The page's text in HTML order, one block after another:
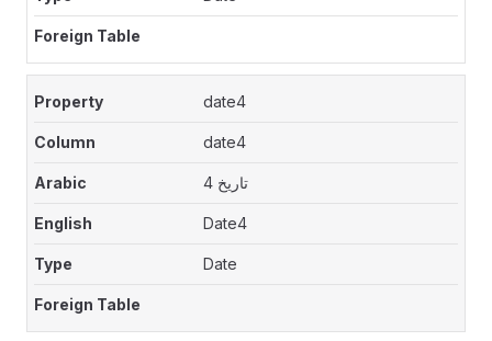
date4
date4
تاريخ 4
Date4
Date